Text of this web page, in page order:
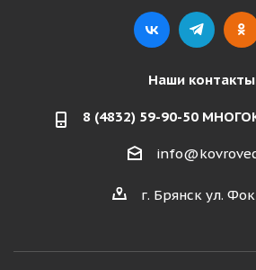
Наши контакты
8 (4832) 59-90-50
г. Брянск ул.